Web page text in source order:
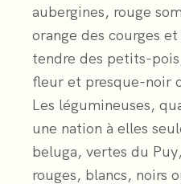
aubergines, rouge
orange des courges
tendre des petits-
fleur et presque-noir
Les légumineuses,
une nation à elles
beluga, vertes du
rouges, blancs, noirs